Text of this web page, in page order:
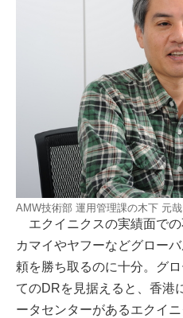
AMW技術部 運用管理課の木下 元哉
エクイニクスの実績面で
カマイやヤフーなどグロー
頼を勝ち取るのに十分。グ
てのDRを見据えると、香港
ータセンターがあるエクイ